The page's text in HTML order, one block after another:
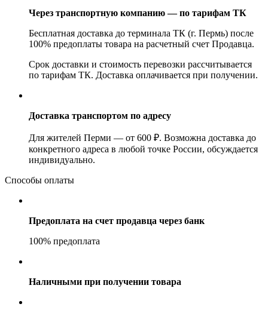
Через транспортную компанию — по тарифам ТК
Бесплатная доставка до терминала ТК (г. Пермь) после
100% предоплаты товара на расчетный счет Продавца.
Срок доставки и стоимость перевозки рассчитывается
по тарифам ТК. Доставка оплачивается при получении.
Доставка транспортом по адресу
Для жителей Перми — от 600 ₽. Возможна доставка до
конкретного адреса в любой точке России, обсуждается
индивидуально.
Способы оплаты
Предоплата на счет продавца через банк
100% предоплата
Наличными при получении товара